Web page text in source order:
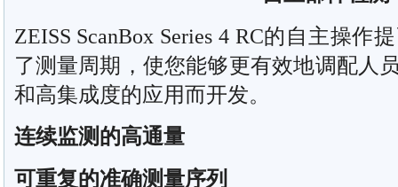
ZEISS ScanBox Series 4 RC的自主操作
了测量周期，使您能够更有效地调配人
和高集成度的应用而开发。
连续监测的高通量
可重复的准确测量序列